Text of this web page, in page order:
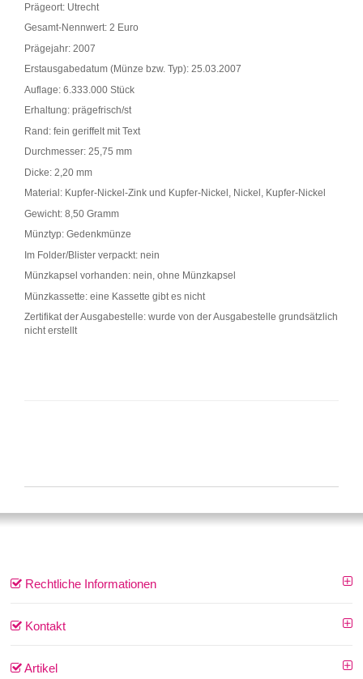
Prägeort: Utrecht
Gesamt-Nennwert: 2 Euro
Prägejahr: 2007
Erstausgabedatum (Münze bzw. Typ): 25.03.2007
Auflage: 6.333.000 Stück
Erhaltung: prägefrisch/st
Rand: fein geriffelt mit Text
Durchmesser: 25,75 mm
Dicke: 2,20 mm
Material: Kupfer-Nickel-Zink und Kupfer-Nickel, Nickel, Kupfer-Nickel
Gewicht: 8,50 Gramm
Münztyp: Gedenkmünze
Im Folder/Blister verpackt: nein
Münzkapsel vorhanden: nein, ohne Münzkapsel
Münzkassette: eine Kassette gibt es nicht
Zertifikat der Ausgabestelle: wurde von der Ausgabestelle grundsätzlich
nicht erstellt
Rechtliche Informationen
Kontakt
Artikel